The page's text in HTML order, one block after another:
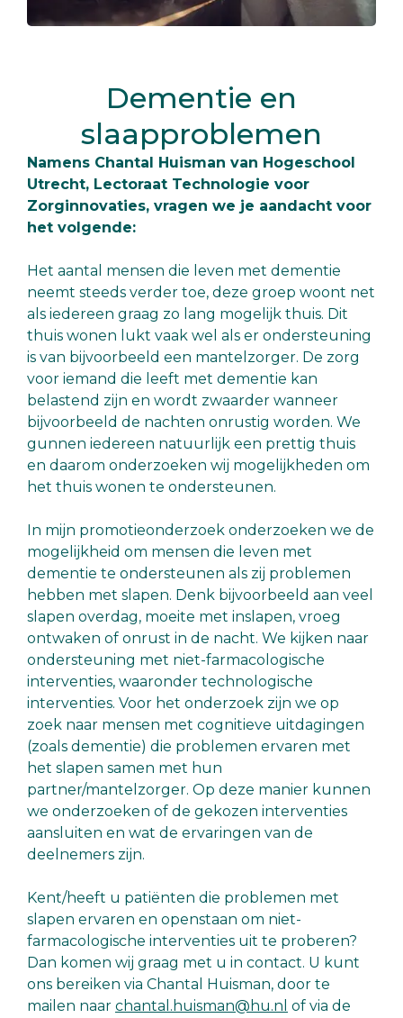
Dementie en
slaapproblemen
Namens Chantal Huisman van Hogeschool
Utrecht, Lectoraat Technologie voor
Zorginnovaties, vragen we je aandacht voor
het volgende:
Het aantal mensen die leven met dementie
neemt steeds verder toe, deze groep woont net
als iedereen graag zo lang mogelijk thuis. Dit
thuis wonen lukt vaak wel als er ondersteuning
is van bijvoorbeeld een mantelzorger. De zorg
voor iemand die leeft met dementie kan
belastend zijn en wordt zwaarder wanneer
bijvoorbeeld de nachten onrustig worden. We
gunnen iedereen natuurlijk een prettig thuis
en daarom onderzoeken wij mogelijkheden om
het thuis wonen te ondersteunen.
In mijn promotieonderzoek onderzoeken we de
mogelijkheid om mensen die leven met
dementie te ondersteunen als zij problemen
hebben met slapen. Denk bijvoorbeeld aan veel
slapen overdag, moeite met inslapen, vroeg
ontwaken of onrust in de nacht. We kijken naar
ondersteuning met niet-farmacologische
interventies, waaronder technologische
interventies. Voor het onderzoek zijn we op
zoek naar mensen met cognitieve uitdagingen
(zoals dementie) die problemen ervaren met
het slapen samen met hun
partner/mantelzorger. Op deze manier kunnen
we onderzoeken of de gekozen interventies
aansluiten en wat de ervaringen van de
deelnemers zijn.
Kent/heeft u patiënten die problemen met
slapen ervaren en openstaan om niet-
farmacologische interventies uit te proberen?
Dan komen wij graag met u in contact. U kunt
ons bereiken via Chantal Huisman, door te
mailen naar chantal.huisman@hu.nl of via de